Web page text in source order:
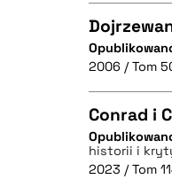
2006 / Tom
Conrad i
historii i
2023 / Tom